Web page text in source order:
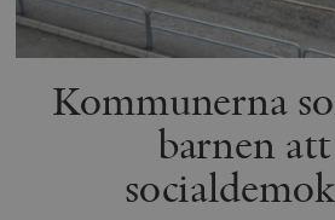
Kommunerna
barnen